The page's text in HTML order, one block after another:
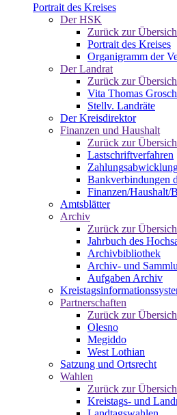
Portrait des Kreises
Der HSK
Zurück zur
Portrait des Kreises
Organigramm der
Der Landrat
Zurück zur
Vita Thomas
Stellv. Landräte
Der Kreisdirektor
Finanzen und Haushalt
Zurück zur
Lastschriftverfahren
Bankverbindungen
Finanzen/Haushalt/
Amtsblätter
Archiv
Zurück zur
Jahrbuch des
Archivbibliothek
Archiv- und
Aufgaben Archiv
Partnerschaften
Zurück zur
Olesno
Megiddo
West Lothian
Satzung und Ortsrecht
Wahlen
Zurück zur
Kreistags- und